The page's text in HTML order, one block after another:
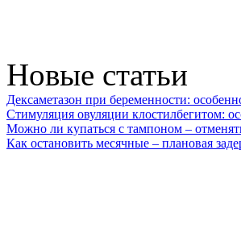
Новые статьи
Дексаметазон при беременности:
Стимуляция овуляции клостилбегитом:
Можно ли купаться с тампоном –
Как остановить месячные – плановая